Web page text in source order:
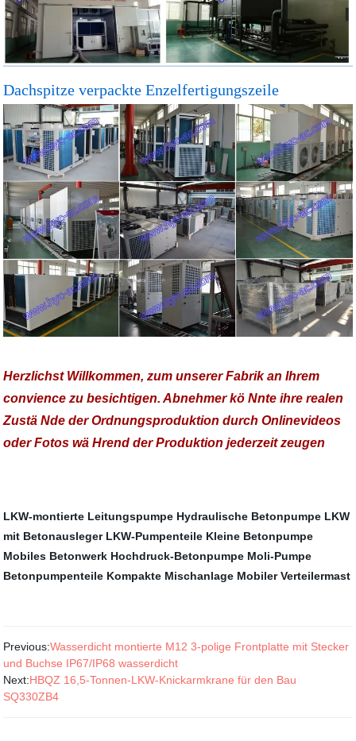
Dachspitze verpackte Enzelfertigungszeile
Herzlichst Willkommen, zum unserer Fabrik an Ihrem
convience zu besichtigen. Abnehmer kö Nnte ihre realen
Zustä Nde der Ordnungsproduktion durch Onlinevideos
oder Fotos wä Hrend der Produktion jederzeit zeugen
LKW-montierte Leitungspumpe Hydraulische Betonpumpe LKW
mit Betonausleger LKW-Pumpenteile Kleine Betonpumpe
Mobiles Betonwerk Hochdruck-Betonpumpe Moli-Pumpe
Betonpumpenteile Kompakte Mischanlage Mobiler Verteilermast
Previous:Wasserdicht montierte M12 3-polige Frontplatte mit Stecker
und Buchse IP67/IP68 wasserdicht
Next:HBQZ 16,5-Tonnen-LKW-Knickarmkrane für den Bau
SQ330ZB4